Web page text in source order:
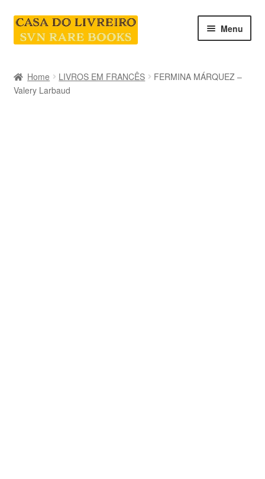
Skip
to
Skip
to
Menu
CATEGORIAS E COLEÇÕES
Home LIVROS EM FRANCÊS
FERMINA MÁRQUEZ –
Valery Larbaud